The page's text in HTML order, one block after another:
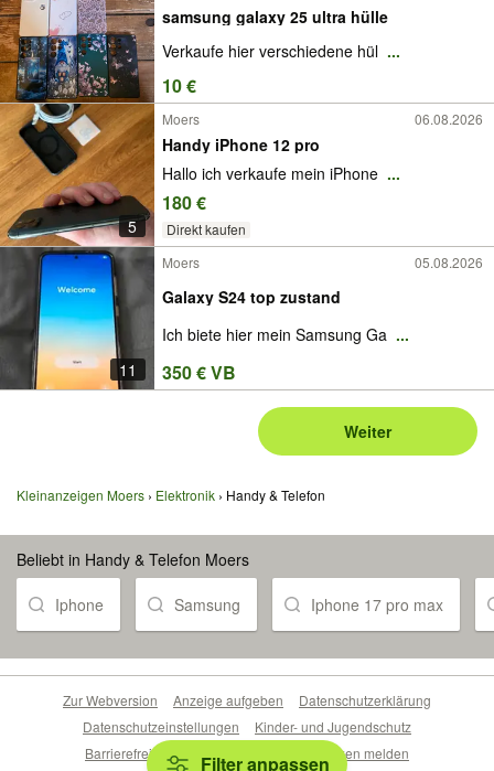
samsung galaxy 25 ultra hülle
Verkaufe hier verschiedene hül ...
10 €
5
Moers 06.08.2026
Handy iPhone 12 pro
Hallo ich verkaufe mein iPhone ...
180 €
Direkt kaufen
11
Moers 05.08.2026
Galaxy S24 top zustand
Ich biete hier mein Samsung Ga ...
350 € VB
Weiter
Kleinanzeigen Moers Elektronik Handy & Telefon
Beliebt in Handy & Telefon Moers
Iphone Samsung Iphone 17 pro max
Filter anpassen
Zur Webversion Anzeige aufgeben
Datenschutzerklärung
Datenschutzeinstellungen
Kinder- und Jugendschutz
Barrierefreiheitserklärung
Sicherheitslücken melden